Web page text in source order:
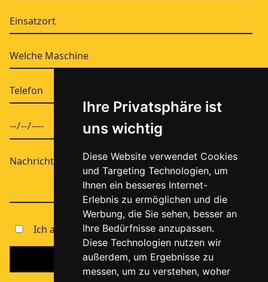
Ihre Privatsphäre ist
uns wichtig
Diese Website verwendet Cookies
und Targeting Technologien, um
Ihnen ein besseres Internet-
Erlebnis zu ermöglichen und die
Werbung, die Sie sehen, besser an
Ihre Bedürfnisse anzupassen.
Diese Technologien nutzen wir
außerdem, um Ergebnisse zu
messen, um zu verstehen, woher
Ich akzeptiere denDatenschutz